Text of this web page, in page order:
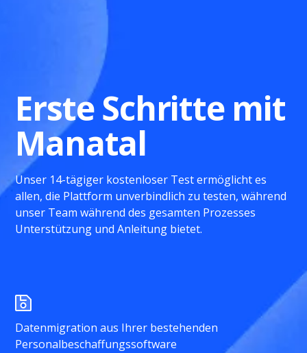
Erste Schritte mit
Manatal
Unser 14-tägiger kostenloser Test ermöglicht es
allen, die Plattform unverbindlich zu testen, während
unser Team während des gesamten Prozesses
Unterstützung und Anleitung bietet.
Datenmigration aus Ihrer bestehenden
Personalbeschaffungssoftware